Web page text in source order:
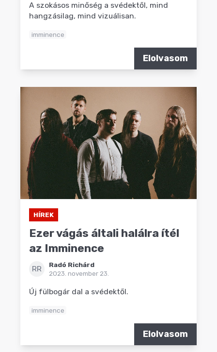
A szokásos minőség a svédektől, mind
hangzásilag, mind vizuálisan.
imminence
Elolvasom
HÍREK
Ezer vágás általi halálra ítél
az Imminence
RR
Radó Richárd
2023. november 23.
Új fülbogár dal a svédektől.
imminence
Elolvasom